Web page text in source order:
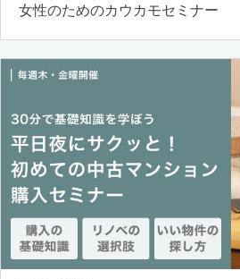
女性のためのカウカモセミナー